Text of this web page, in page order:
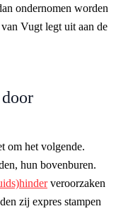
ondernomen worden
Vugt legt uit aan de
om het volgende.
hun bovenburen.
veroorzaken
zij expres stampen